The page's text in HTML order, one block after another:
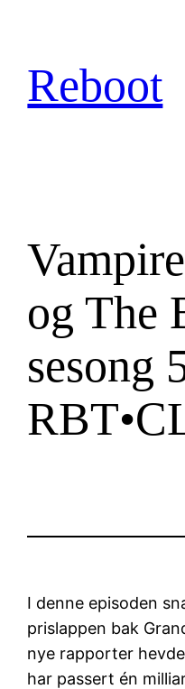
innhold
Reboot
og The
sesong
I denne episoden
prislappen bak
nye rapporter
har passert én